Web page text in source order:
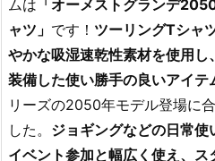
ムは 「オーメストグランデ
ャツ」 です！ ツーリングTシャ
やかな吸湿速乾性素材を使用
装備した使い勝手の良いアイテ
リーズの2050年モデル登場に
した。 ジョギングなどの日常使
イベント参加と幅広く使え、